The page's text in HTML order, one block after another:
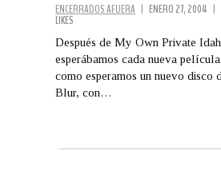
ENCERRADOS AFUERA | ENERO 27, 2004 |
LIKES
Después de My Own Private
esperábamos cada nueva
como esperamos un nuevo disco
Blur, con…